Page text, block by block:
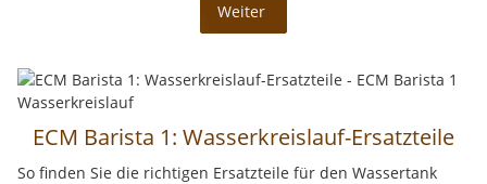
Weiter
ECM Barista 1: Wasserkreislauf-Ersatzteile
So finden Sie die richtigen Ersatzteile für den Wassertank